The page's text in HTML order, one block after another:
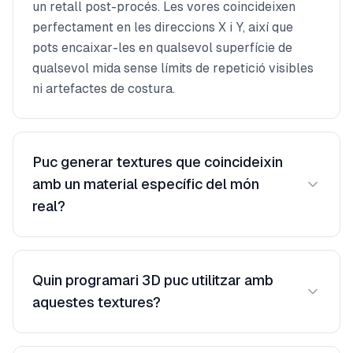
un retall post-procés. Les vores coincideixen
perfectament en les direccions X i Y, així que
pots encaixar-les en qualsevol superfície de
qualsevol mida sense límits de repetició visibles
ni artefactes de costura.
Puc generar textures que coincideixin
amb un material específic del món
real?
Absolutament. Puja una foto de referència del
textura neta i encaixable amb la mateixa paleta
de colors, escala de patró i característiques de
materials d'edificis existents en projectes de
Quin programari 3D puc utilitzar amb
aquestes textures?
Les textures s'exporten com a fitxers d'imatge